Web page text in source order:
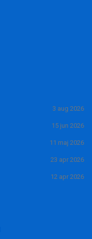
3 aug 2026
15 jun 2026
11 maj 2026
23 apr 2026
12 apr 2026